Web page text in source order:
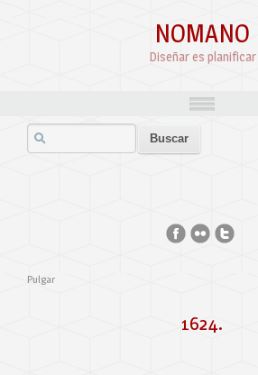
NOMANO
Diseñar es planificar
Pulgar
1624.